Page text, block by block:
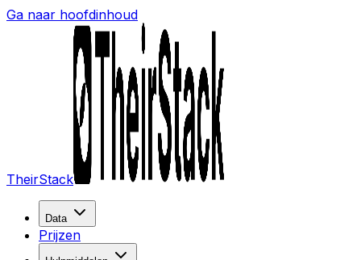
Ga naar hoofdinhoud
TheirStack
Data
Prijzen